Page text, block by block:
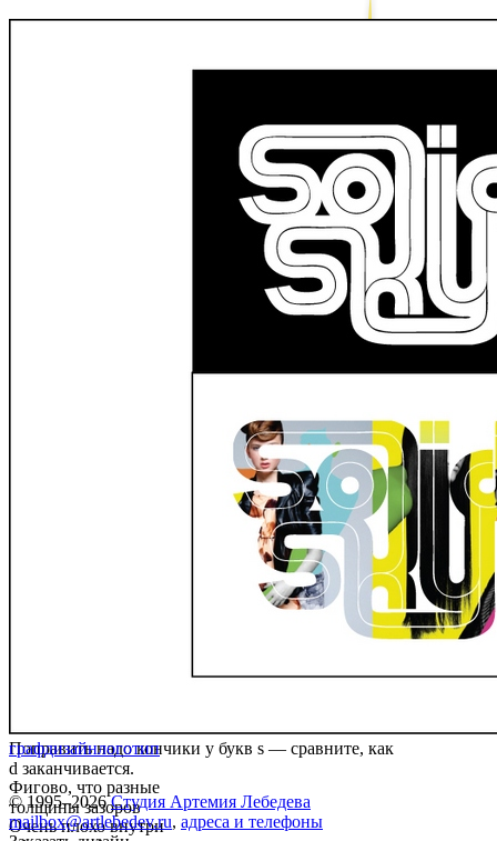
Поправить надо кончики у букв s — сравните, как
d заканчивается.
Фигово, что разные
толщины зазоров
Очень плохо внутри
графдизайнлоготип
© 1995–2026 Студия Артемия Лебедева
mailbox@artlebedev.ru, адреса и телефоны